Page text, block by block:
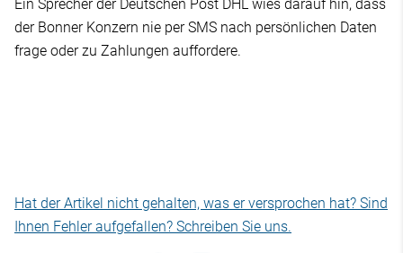
Ein Sprecher der Deutschen Post DHL wies darauf hin, dass
der Bonner Konzern nie per SMS nach persönlichen Daten
frage oder zu Zahlungen auffordere.
Hat der Artikel nicht gehalten, was er versprochen hat? Sind
Ihnen Fehler aufgefallen? Schreiben Sie uns.